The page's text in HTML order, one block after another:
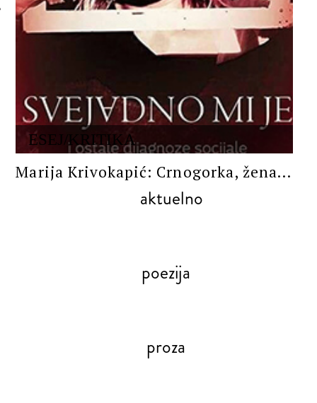
ESEJ/KRITIKA
Marija Krivokapić: Crnogorka, žena...
aktuelno
poezija
proza